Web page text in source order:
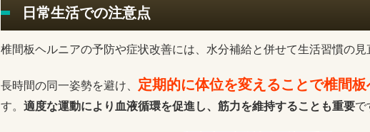
日常生活での注意点
椎間板ヘルニアの予防や症状改善には、水分補給と併せて生活習慣の見
長時間の同一姿勢を避け、 定期的に体位を変えることで椎間
す。 適度な運動により血液循環を促進し、筋力を維持することも重要で